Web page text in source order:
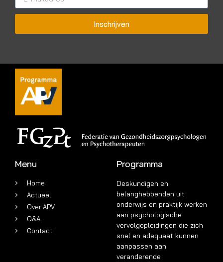
Inschrijven
Menu
Home
Actueel
Over APV
Q&A
Contact
Programma
Deskundigen en
belanghebbenden uit
onderwijs en praktijk werken
aan psychologische
vervolgopleidingen die zich
snel en adequaat kunnen
aanpassen aan
veranderende